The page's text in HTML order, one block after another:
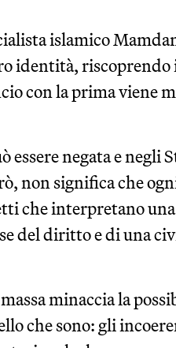
islamico
identità, riscoprendo
con la prima viene
essere negata e negli
non significa che
che interpretano una
del diritto e di una
minaccia la
che sono: gli